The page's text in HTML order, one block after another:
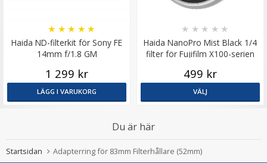
Haida ND-filterkit för Sony FE
14mm f/1.8 GM
★ ★ ★ ★ ★
1 299 kr
LÄGG I VARUKORG
Haida NanoPro Mist Black 1/4
filter för Fujifilm X100-serien
★ ★ ★ ★ ★
499 kr
VÄLJ
Du är här
Startsidan Adapterring för 83mm Filterhållare (52mm)